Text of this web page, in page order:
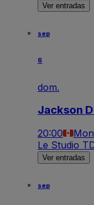
Ver entradas
sep
6
dom.
Jackson
20:00
Le Studio
Ver entradas
sep